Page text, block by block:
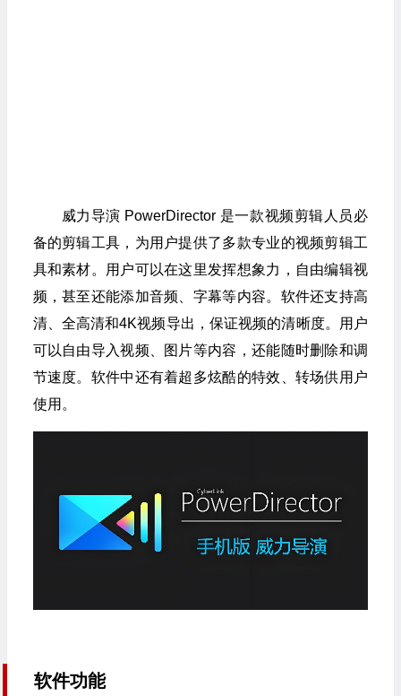
威力导演 PowerDirector 是一款视频剪辑人员必
备的剪辑工具，为用户提供了多款专业的视频剪辑工
具和素材。用户可以在这里发挥想象力，自由编辑视
频，甚至还能添加音频、字幕等内容。软件还支持高
清、全高清和4K视频导出，保证视频的清晰度。用户
可以自由导入视频、图片等内容，还能随时删除和调
节速度。软件中还有着超多炫酷的特效、转场供用户
使用。
软件功能